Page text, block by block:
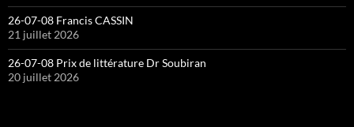
26-07-08 Francis CASSIN
21 juillet 2026
26-07-08 Prix de littérature Dr Soubiran
20 juillet 2026